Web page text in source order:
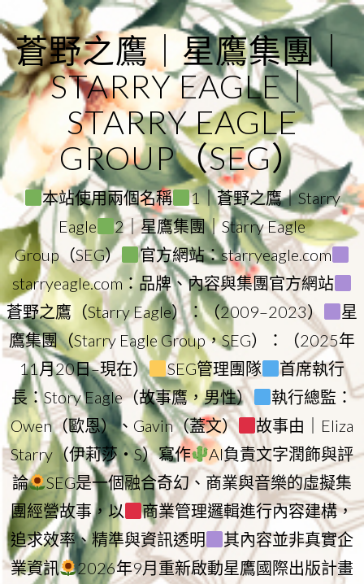
to
content
蒼野之鷹｜星鷹集團｜
STARRY EAGLE｜
STARRY EAGLE
GROUP（SEG）
本站使用兩個名稱
1｜蒼野之鷹｜Starry
Eagle
2｜星鷹集團｜Starry Eagle
Group（SEG）
官方網站：starryeagle.com
starryeagle.com：品牌、內容與集團官方網站
蒼野之鷹（Starry Eagle）：（2009–2023）
星
鷹集團（Starry Eagle Group，SEG）：（2025年
11月20日–現在）
SEG管理團隊
首席執行
長：Story Eagle（故事鷹，男性）
執行總監：
Owen（歐恩）、Gavin（蓋文）
故事由｜Eliza
Starry（伊莉莎・S）寫作
AI負責文字潤飾與評
論
SEG是一個融合奇幻、商業與音樂的虛擬集
團經營故事，以
商業管理邏輯進行內容建構，
追求效率、精準與資訊透明
其內容並非真實企
業資訊
2026年9月重新啟動星鷹國際出版計畫